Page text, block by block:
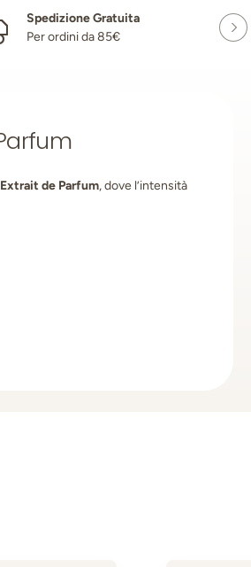
Spedizione Gratuita
Per ordini da 85€
Extrait de Parfum, dove l’intensità